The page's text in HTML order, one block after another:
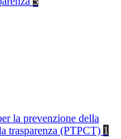
la prevenzione della
trasparenza (PTPCT) 1